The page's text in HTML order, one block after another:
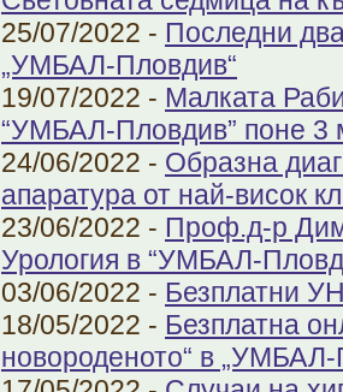
25/07/2022 - Последни
„УМБАЛ-Пловдив“
19/07/2022 - Малката
“УМБАЛ-Пловдив” поне 3
24/06/2022 - Образна
апаратура от най-висок
23/06/2022 - Проф.д-р
Урология в “УМБАЛ-
03/06/2022 - Безплатни
18/05/2022 - Безплатна
новороденото“ в „УМБАЛ-